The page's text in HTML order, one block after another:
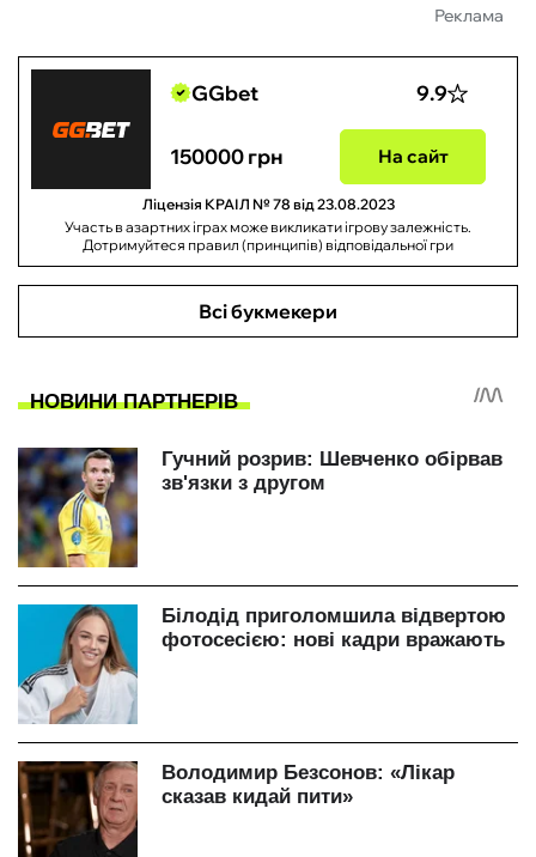
Реклама
GGbet 9.9
150000 грн На сайт
Ліцензія КРАІЛ № 78 від 23.08.2023
Участь в азартних іграх може викликати ігрову залежність.
Дотримуйтеся правил (принципів) відповідальної гри
Всі букмекери